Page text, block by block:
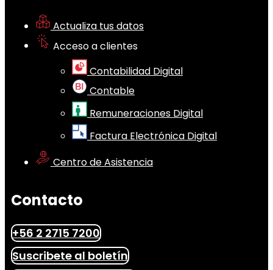
Actualiza tus datos
Acceso a clientes
Contabilidad Digital
Contable
Remuneraciones Digital
Factura Electrónica Digital
Centro de Asistencia
Contacto
+56 2 2715 7200
Suscribete al boletín